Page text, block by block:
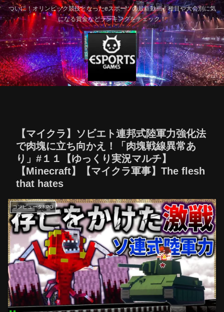
ついに！オリンピック競技となったeスポーツの最新動画！種目や大会別に気
になる賞金などランキングをチェック！
【マイクラ】ソビエト連邦式陸軍力強化法
で肉塊に立ち向かえ！「肉塊戦線異常あ
り」#１１【ゆっくり実況マルチ】
【Minecraft】【マイクラ軍事】The flesh
that hates
コンピュータRPG